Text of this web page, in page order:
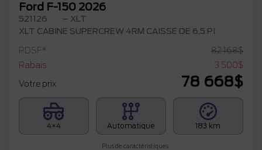
Ford F-150 2026
521126
– XLT
XLT CABINE SUPERCREW 4RM CAISSE DE 6,5 PI
PDSF* 82 168$
Rabais
3 500$
Votre prix
78 668$
4×4 Automatique 183 km
Plus de caractéristiques